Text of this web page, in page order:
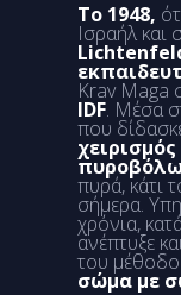
Το 1948,
Ισραήλ και
Krav Maga
IDF. Μέσα
που
πυρά, κάτι
σήμερα.
χρόνια,
ανέπτυξε
του μέθοδο
σώμα με